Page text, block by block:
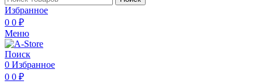
Избранное
0 0 ₽
Меню
Поиск
0 Избранное
0 0 ₽